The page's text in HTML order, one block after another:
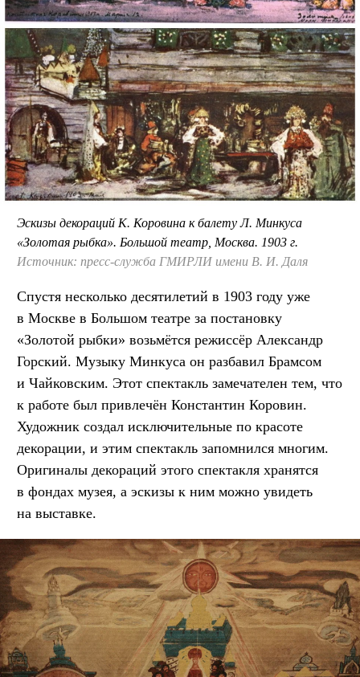
Эскизы декораций К. Коровина к балету Л. Минкуса
«Золотая рыбка». Большой театр, Москва. 1903 г.
Источник: пресс-служба ГМИРЛИ имени В. И. Даля
Спустя несколько десятилетий в 1903 году уже
в Москве в Большом театре за постановку
«Золотой рыбки» возьмётся режиссёр Александр
Горский. Музыку Минкуса он разбавил Брамсом
и Чайковским. Этот спектакль замечателен тем, что
к работе был привлечён Константин Коровин.
Художник создал исключительные по красоте
декорации, и этим спектакль запомнился многим.
Оригиналы декораций этого спектакля хранятся
в фондах музея, а эскизы к ним можно увидеть
на выставке.